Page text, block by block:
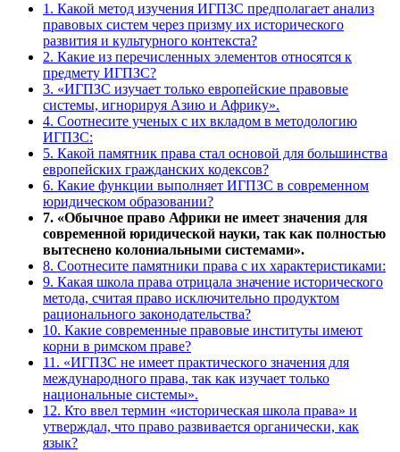
1. Какой метод изучения ИГПЗС предполагает анализ
правовых систем через призму их исторического
развития и культурного контекста?
2. Какие из перечисленных элементов относятся к
предмету ИГПЗС?
3. «ИГПЗС изучает только европейские правовые
системы, игнорируя Азию и Африку».
4. Соотнесите ученых с их вкладом в методологию
ИГПЗС:
5. Какой памятник права стал основой для большинства
европейских гражданских кодексов?
6. Какие функции выполняет ИГПЗС в современном
юридическом образовании?
7. «Обычное право Африки не имеет значения для
современной юридической науки, так как полностью
вытеснено колониальными системами».
8. Соотнесите памятники права с их характеристиками:
9. Какая школа права отрицала значение исторического
метода, считая право исключительно продуктом
рационального законодательства?
10. Какие современные правовые институты имеют
корни в римском праве?
11. «ИГПЗС не имеет практического значения для
международного права, так как изучает только
национальные системы».
12. Кто ввел термин «историческая школа права» и
утверждал, что право развивается органически, как
язык?